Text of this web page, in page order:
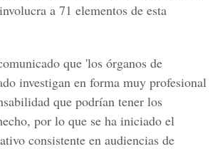
a 71 elementos de esta
que 'los órganos de
investigan en forma muy profesional
que podrían tener los
por lo que se ha iniciado el
consistente en audiencias de